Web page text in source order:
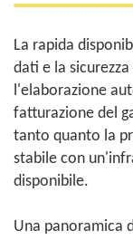
La rapida
dati e la
l'elaborazione
fatturazione del
tanto quanto la
stabile con
disponibile.
Una panoramica